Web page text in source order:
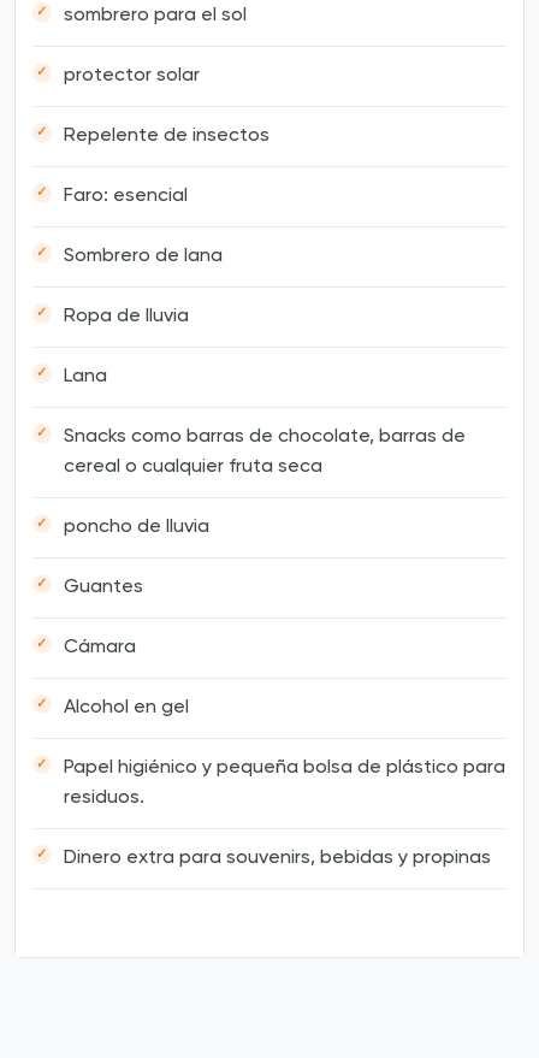
sombrero para el sol
protector solar
Repelente de insectos
Faro: esencial
Sombrero de lana
Ropa de lluvia
Lana
Snacks como barras de chocolate, barras de
cereal o cualquier fruta seca
poncho de lluvia
Guantes
Cámara
Alcohol en gel
Papel higiénico y pequeña bolsa de plástico para
residuos.
Dinero extra para souvenirs, bebidas y propinas